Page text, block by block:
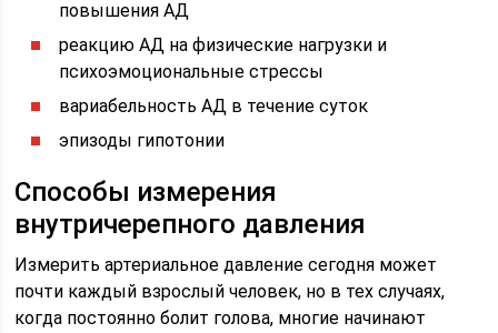
повышения АД
реакцию АД на физические нагрузки и
психоэмоциональные стрессы
вариабельность АД в течение суток
эпизоды гипотонии
Способы измерения
внутричерепного давления
Измерить артериальное давление сегодня может
почти каждый взрослый человек, но в тех случаях,
когда постоянно болит голова, многие начинают